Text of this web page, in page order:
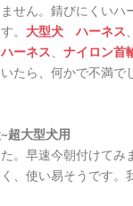
せん。錆びにくいハ
。 大型犬 ハーネス
ーネス ナイロン首
たら、何かで不満で
~超大型犬用
。早速今朝付けてみ
、使い易そうです。